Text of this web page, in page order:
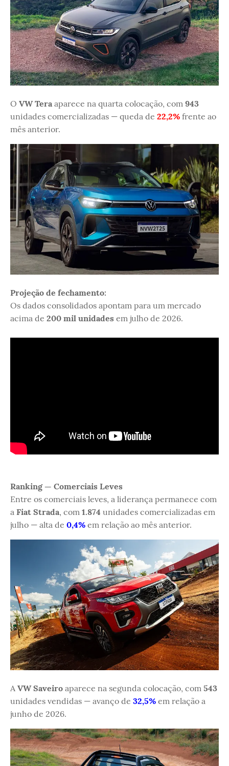
O VW Tera aparece na quarta colocação, com 943
unidades comercializadas — queda de 22,2% frente ao
mês anterior.
Projeção de fechamento:
Os dados consolidados apontam para um mercado
acima de 200 mil unidades em julho de 2026.
Ranking — Comerciais Leves
Entre os comerciais leves, a liderança permanece com
a Fiat Strada, com 1.874 unidades comercializadas em
julho — alta de 0,4% em relação ao mês anterior.
A VW Saveiro aparece na segunda colocação, com 543
unidades vendidas — avanço de 32,5% em relação a
junho de 2026.